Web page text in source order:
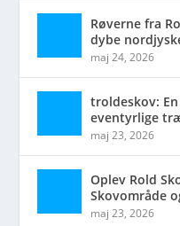
Røverne fra
dybe
maj 24, 2026
troldeskov:
eventyrlige
maj 23, 2026
Oplev Rold
Skovområde
maj 23, 2026